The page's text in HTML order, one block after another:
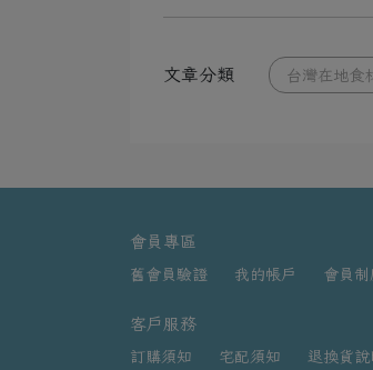
文章分類 台灣在地食
會員專區
舊會員驗證 我的帳戶 會員制
客戶服務
訂購須知 宅配須知 退換貨說